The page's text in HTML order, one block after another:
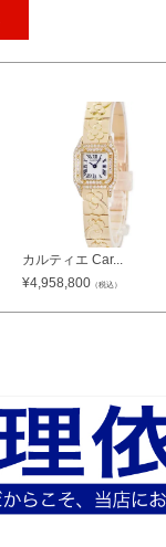
カルティエ Car...
¥4,958,800 （税込）